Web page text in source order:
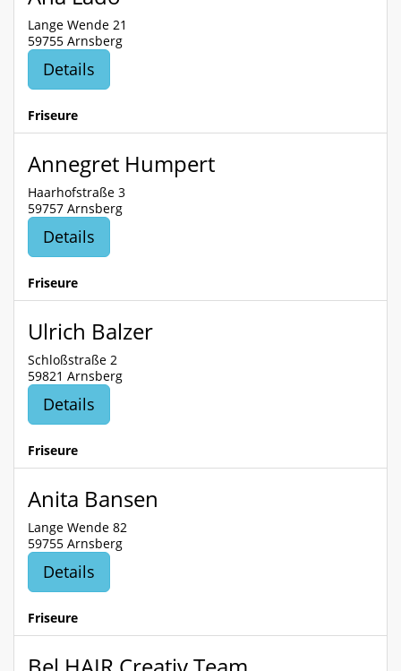
Lange Wende 21
59755 Arnsberg
Details
Friseure
Annegret Humpert
Haarhofstraße 3
59757 Arnsberg
Details
Friseure
Ulrich Balzer
Schloßstraße 2
59821 Arnsberg
Details
Friseure
Anita Bansen
Lange Wende 82
59755 Arnsberg
Details
Friseure